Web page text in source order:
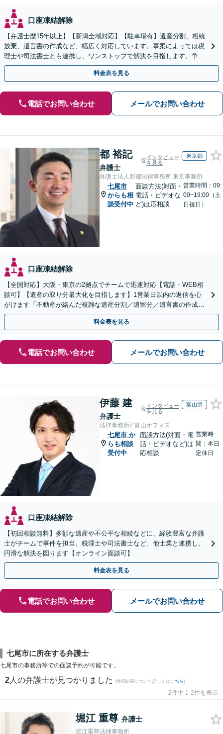
口座凍結解除
【弁護士歴15年以上】【新潟全域対応】【駐車場有】遺産分割、相続
放棄、遺言書の作成など、幅広く対応しています。事案によっては税
理士や司法書士とも連携し、ワンストップで解決を目指します。争い
を防ぐためにもぜひご相談ください。【分割払い可】
料金表を見る
電話でお問い合わせ メールでお問い合わせ
都 裕記
弁護士
インタビュー
を見る
東京都
弁護士法人新都法律事務所 東京事務所
七尾市
からも相
談受付中
面談方法(対面・
電話・ビデオな
ど)は応相談
営業時間：09:
00~19:00（土
日祝日）
口座凍結解除
【全国対応】大阪・東京の2拠点でチームで迅速対応【電話・WEB相
談可】【遺産の取り分最大化を目指します】1営業日以内の返信を心
がけます「不動産が絡んだ複雑な遺産分割／遺留分／遺言書の作成・
執行／事業承継など、お任せください」【休日相談あり】
料金表を見る
電話でお問い合わせ メールでお問い合わせ
伊藤 建
弁護士
インタビュー
を見る
富山県
法律事務所Z 富山オフィス
七尾市 か
らも相談
受付中
面談方法(対面・電
話・ビデオなど)は
応相談
営業時
間：本日
定休日
口座凍結解除
【初回相談無料】多額な遺産や不公平な相続などに、経験豊富な弁護
士がチームで事件を担当。税理士や司法書士など、他士業と連携し、
円滑な解決を図ります【オンライン面談可】
料金表を見る
電話でお問い合わせ メールでお問い合わせ
七尾市に所在する弁護士
七尾市の事務所等での面談予約が可能です。
2 人の弁護士が見つかりました (検索結果について詳しくは こちら)
2件中 1-2件を表示
堀江 重尊 弁護士
堀江重尊法律事務所